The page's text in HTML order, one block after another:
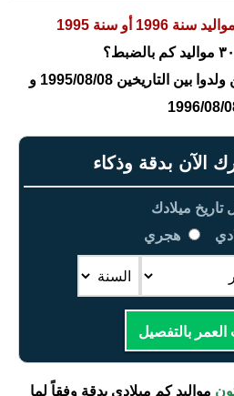
سنة 1996 أو سنة 1995
الإجابة التفصيلية هم الذين ولدوا بين التاريخين 1995/08/08 و
1996/08/
الآن بدقة وذكاء
تاريخ ميلادك
هجري
بالتفصيل
مواليد كم ميلادي بدقة وفقاً لما